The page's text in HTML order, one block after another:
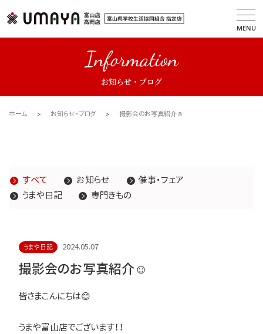
MENU
Information
お知らせ・ブログ
ホーム お知らせ・ブログ 撮影会のお写真紹介☺
すべて お知らせ
催事・フェア
うまや日記
専門きもの
うまや日記 2024.05.07
撮影会のお写真紹介☺
皆さまこんにちは😊
うまや富山店でございます！！